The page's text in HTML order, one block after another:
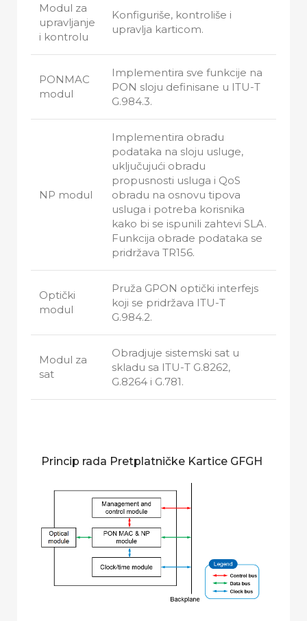
Modul za
upravljanje
i kontrolu
Konfiguriše, kontroliše i
upravlja karticom.
PONMAC
modul
Implementira sve funkcije na
PON sloju definisane u ITU-T
G.984.3.
NP modul
Implementira obradu
podataka na sloju usluge,
uključujući obradu
propusnosti usluga i QoS
obradu na osnovu tipova
usluga i potreba korisnika
kako bi se ispunili zahtevi SLA.
Funkcija obrade podataka se
pridržava TR156.
Optički
modul
Pruža GPON optički interfejs
koji se pridržava ITU-T
G.984.2.
Modul za
sat
Obradjuje sistemski sat u
skladu sa ITU-T G.8262,
G.8264 i G.781.
Princip rada Pretplatničke Kartice GFGH